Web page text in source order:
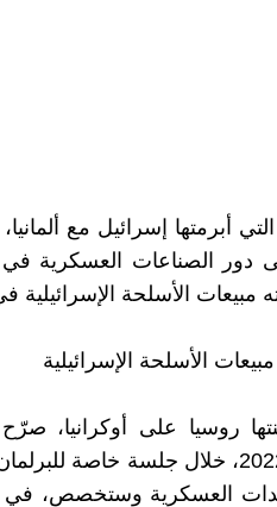
دور الصناعات العسكرية في
مبيعات الأسلحة الإسرائيلية
الأسلحة الإسرائيلية
روسيا على أوكرانيا، صرّح
شولتس في 27 شباط 2022، خلال جلسة
العسكرية وستخصص، في